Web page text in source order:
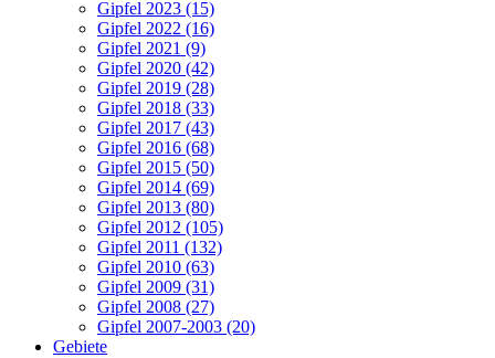
Gipfel 2023 (15)
Gipfel 2022 (16)
Gipfel 2021 (9)
Gipfel 2020 (42)
Gipfel 2019 (28)
Gipfel 2018 (33)
Gipfel 2017 (43)
Gipfel 2016 (68)
Gipfel 2015 (50)
Gipfel 2014 (69)
Gipfel 2013 (80)
Gipfel 2012 (105)
Gipfel 2011 (132)
Gipfel 2010 (63)
Gipfel 2009 (31)
Gipfel 2008 (27)
Gipfel 2007-2003 (20)
Gebiete